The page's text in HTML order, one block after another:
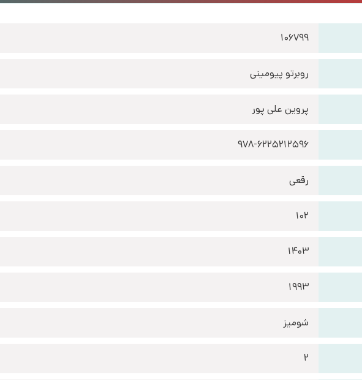
106799
روبرتو پیومینی
پروین علی پور
978-6225212596
رقعی
102
1403
1993
شومیز
2